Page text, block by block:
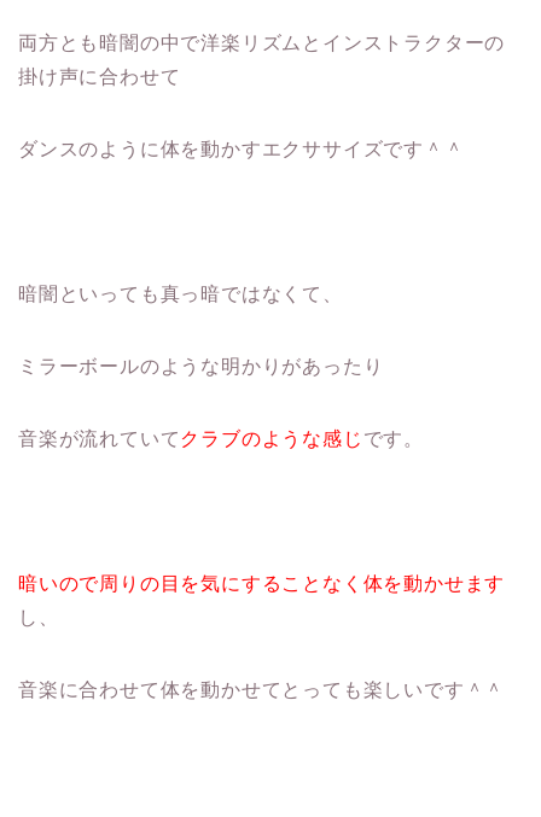
両方とも暗闇の中で洋楽リズムとインストラクターの
掛け声に合わせて
ダンスのように体を動かすエクササイズです＾＾
暗闇といっても真っ暗ではなくて、
ミラーボールのような明かりがあったり
音楽が流れていて クラブのような感じ です。
暗いので周りの目を気にすることなく体を動かせます
し、
音楽に合わせて体を動かせてとっても楽しいです＾＾